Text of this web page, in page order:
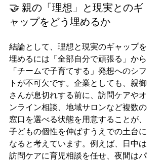
🤝 親の「理想」と現実とのギ
ャップをどう埋めるか
結論として、理想と現実のギャップを
埋めるには「全部自分で頑張る」から
「チームで子育てする」発想へのシフ
トが不可欠です。企業としても、親御
さんが息切れする前に、訪問ケアやオ
ンライン相談、地域サロンなど複数の
窓口を選べる状態を用意することが、
子どもの個性を伸ばすうえでの土台に
なると考えています。例えば、日中は
訪問ケアに育児相談を任せ、夜間はパ